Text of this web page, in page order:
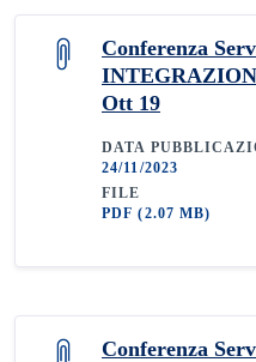
Conferenza
Ott 19
DATA
24/11/2023
FILE
PDF(2.07 MB)
Conferenza